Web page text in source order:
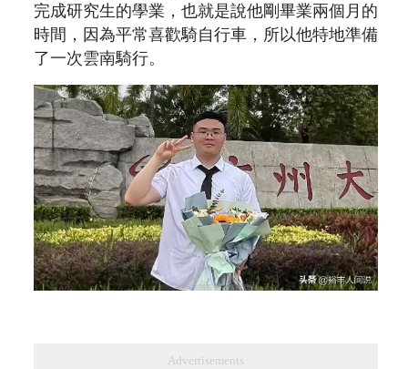
完成研究生的學業，也就是說他剛畢業兩個月的
時間，因為平常喜歡騎自行車，所以他特地準備
了一次雲南騎行。
Advertisements